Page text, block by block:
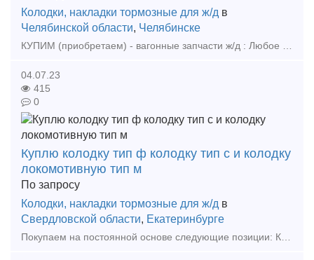
Колодки, накладки тормозные для ж/д в
Челябинской области, Челябинске
КУПИМ (приобретаем) - вагонные запчасти ж/д : Любое кол-во... 1. Куплю - Сектор запора (лев, прав) 2. Куплю - Аппарата поглощающий рт 120 3. Куплю - Поглощающий аппарат 73zw 4. Куплю -
04.07.23
415
0
Куплю колодку тип ф колодку тип с и колодку
локомотивную тип м
По запросу
Колодки, накладки тормозные для ж/д в
Свердловской области, Екатеринбурге
Покупаем на постоянной основе следующие позиции: Куплю колодку тип ф (колодка мотор-вагонная тип ф фосфористая) колодка локомотивная тип м чека тормозной колодки кран 4314, 431